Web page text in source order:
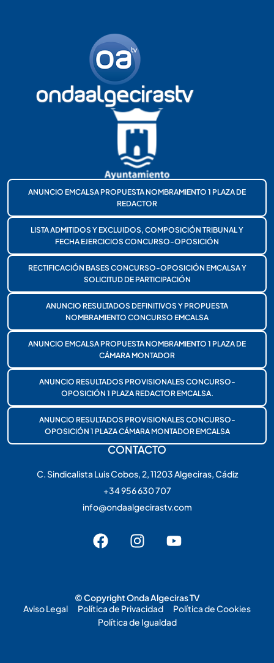
ANUNCIO EMCALSA PROPUESTA NOMBRAMIENTO 1 PLAZA DE
REDACTOR
LISTA ADMITIDOS Y EXCLUIDOS, COMPOSICIÓN TRIBUNAL Y
FECHA EJERCICIOS CONCURSO-OPOSICIÓN
RECTIFICACIÓN BASES CONCURSO-OPOSICIÓN EMCALSA Y
SOLICITUD DE PARTICIPACIÓN
ANUNCIO RESULTADOS DEFINITIVOS Y PROPUESTA
NOMBRAMIENTO CONCURSO EMCALSA
ANUNCIO EMCALSA PROPUESTA NOMBRAMIENTO 1 PLAZA DE
CÁMARA MONTADOR
ANUNCIO RESULTADOS PROVISIONALES CONCURSO-
OPOSICIÓN 1 PLAZA REDACTOR EMCALSA.
ANUNCIO RESULTADOS PROVISIONALES CONCURSO-
OPOSICIÓN 1 PLAZA CÁMARA MONTADOR EMCALSA
CONTACTO
C. Sindicalista Luis Cobos, 2, 11203 Algeciras, Cádiz
+34 956 630 707
info@ondaalgecirastv.com
© Copyright Onda Algeciras TV
Aviso Legal
Política de Privacidad
Política de Cookies
Política de Igualdad